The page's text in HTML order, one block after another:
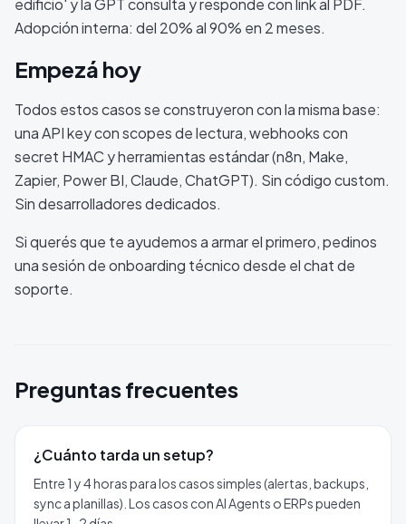
edificio' y la GPT consulta y responde con link al PDF.
Adopción interna: del 20% al 90% en 2 meses.
Empezá hoy
Todos estos casos se construyeron con la misma base:
una API key con scopes de lectura, webhooks con
secret HMAC y herramientas estándar (n8n, Make,
Zapier, Power BI, Claude, ChatGPT). Sin código custom.
Sin desarrolladores dedicados.
Si querés que te ayudemos a armar el primero, pedinos
una sesión de onboarding técnico desde el chat de
soporte.
Preguntas frecuentes
¿Cuánto tarda un setup?
Entre 1 y 4 horas para los casos simples (alertas, backups,
sync a planillas). Los casos con AI Agents o ERPs pueden